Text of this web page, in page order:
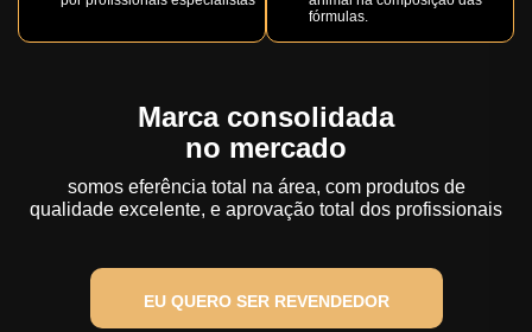
fórmulas.
Marca consolidada
no mercado
somos eferência total na área, com produtos de
qualidade excelente, e aprovação total dos profissionais
EU QUERO SER REVENDEDOR